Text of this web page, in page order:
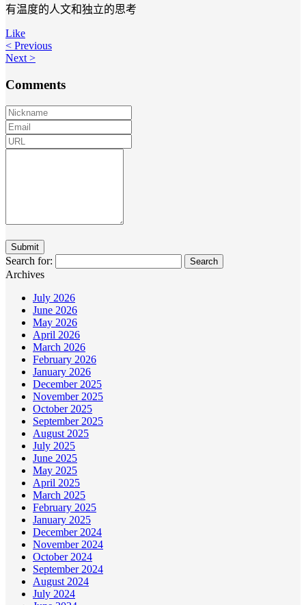
有温度的人文和独立的思考
Like
< Previous
Next >
Comments
Search for:
Archives
July 2026
June 2026
May 2026
April 2026
March 2026
February 2026
January 2026
December 2025
November 2025
October 2025
September 2025
August 2025
July 2025
June 2025
May 2025
April 2025
March 2025
February 2025
January 2025
December 2024
November 2024
October 2024
September 2024
August 2024
July 2024